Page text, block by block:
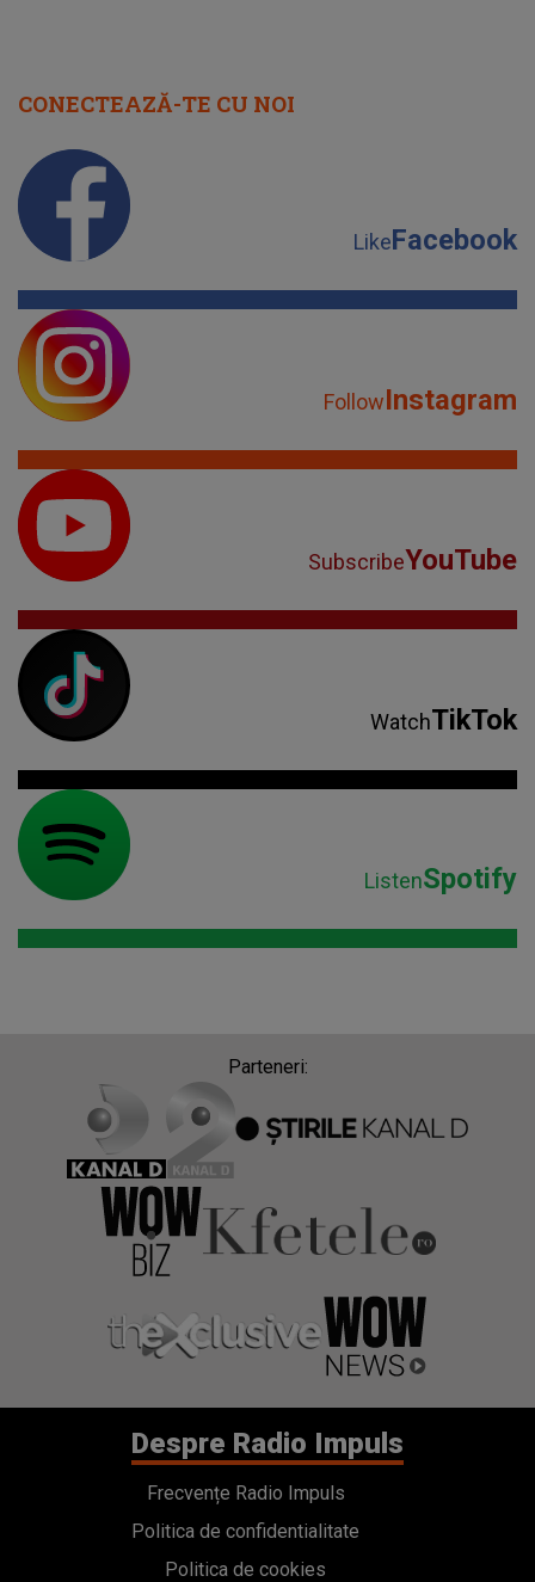
CONECTEAZĂ-TE CU NOI
LikeFacebook
FollowInstagram
SubscribeYouTube
WatchTikTok
ListenSpotify
Parteneri:
Despre Radio Impuls
Frecvențe Radio Impuls
Politica de confidentialitate
Politica de cookies